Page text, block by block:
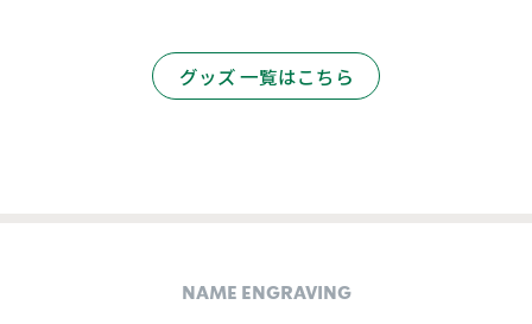
グッズ 一覧はこちら
NAME ENGRAVING